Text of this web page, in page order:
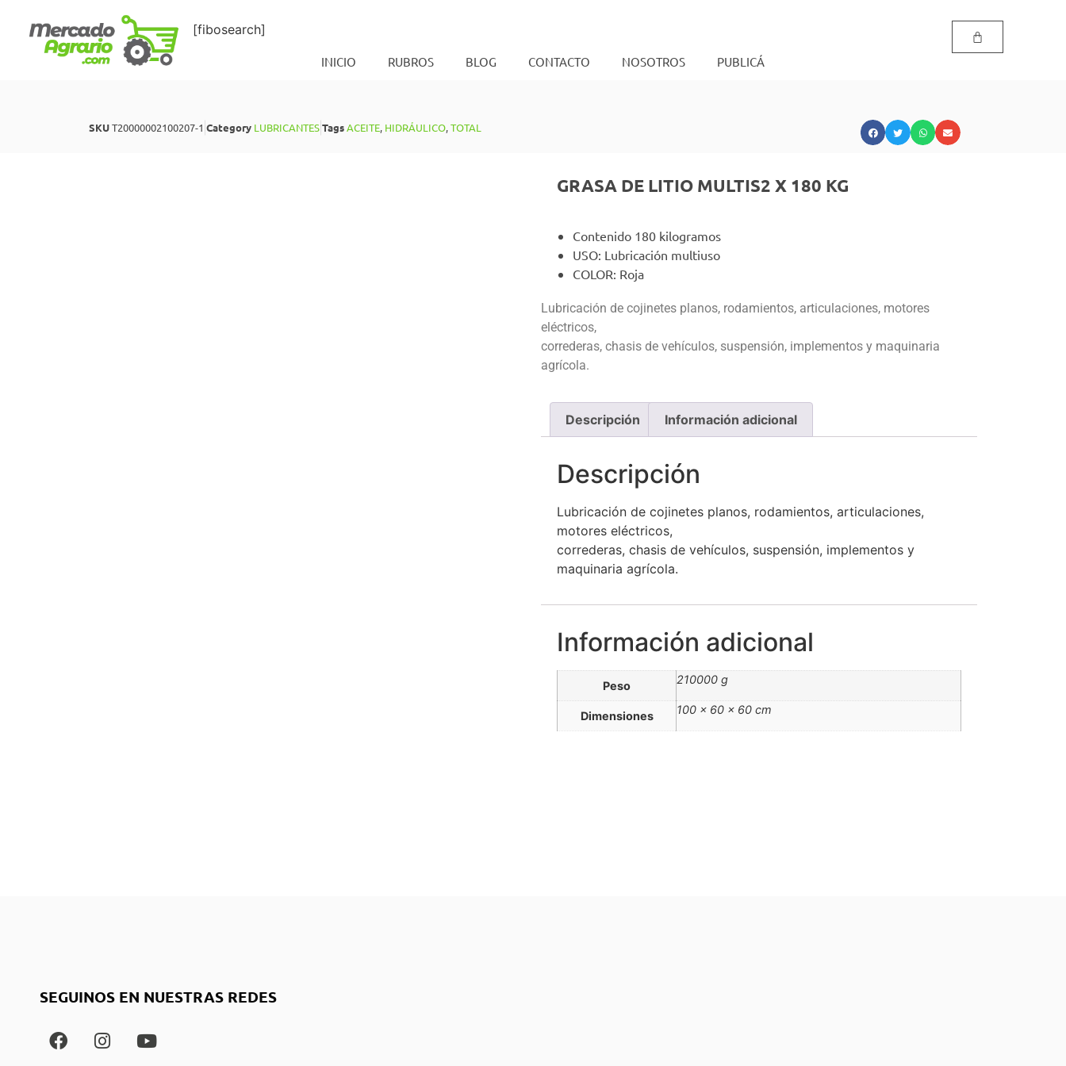
[fibosearch]
INICIO RUBROS BLOG CONTACTO NOSOTROS PUBLICÁ
SKUT20000002100207-1 Category LUBRICANTESTagsACEITE, HIDRÁULICO,TOTAL
GRASA DE LITIO MULTIS2 X 180 KG
Contenido 180 kilogramos
USO: Lubricación multiuso
COLOR: Roja
Lubricación de cojinetes planos, rodamientos, articulaciones, motores
eléctricos,
correderas, chasis de vehículos, suspensión, implementos y maquinaria
agrícola.
Descripción Información adicional
Descripción
Lubricación de cojinetes planos, rodamientos, articulaciones,
motores eléctricos,
correderas, chasis de vehículos, suspensión, implementos y
maquinaria agrícola.
Información adicional
Peso 210000 g
Dimensiones 100 × 60 × 60 cm
SEGUINOS EN NUESTRAS REDES